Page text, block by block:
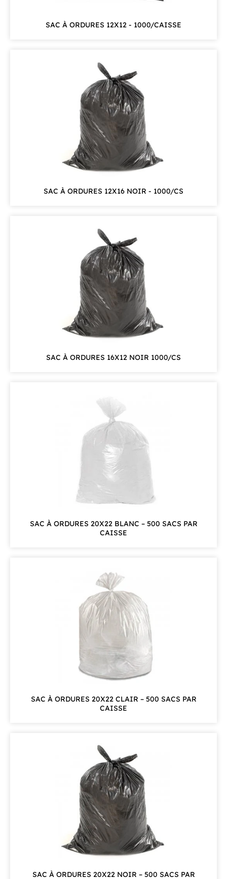
SAC À ORDURES 12X12 - 1000/CAISSE
SAC À ORDURES 12X16 NOIR - 1000/CS
SAC À ORDURES 16X12 NOIR 1000/CS
SAC À ORDURES 20X22 BLANC – 500 SACS PAR
CAISSE
SAC À ORDURES 20X22 CLAIR – 500 SACS PAR
CAISSE
SAC À ORDURES 20X22 NOIR – 500 SACS PAR